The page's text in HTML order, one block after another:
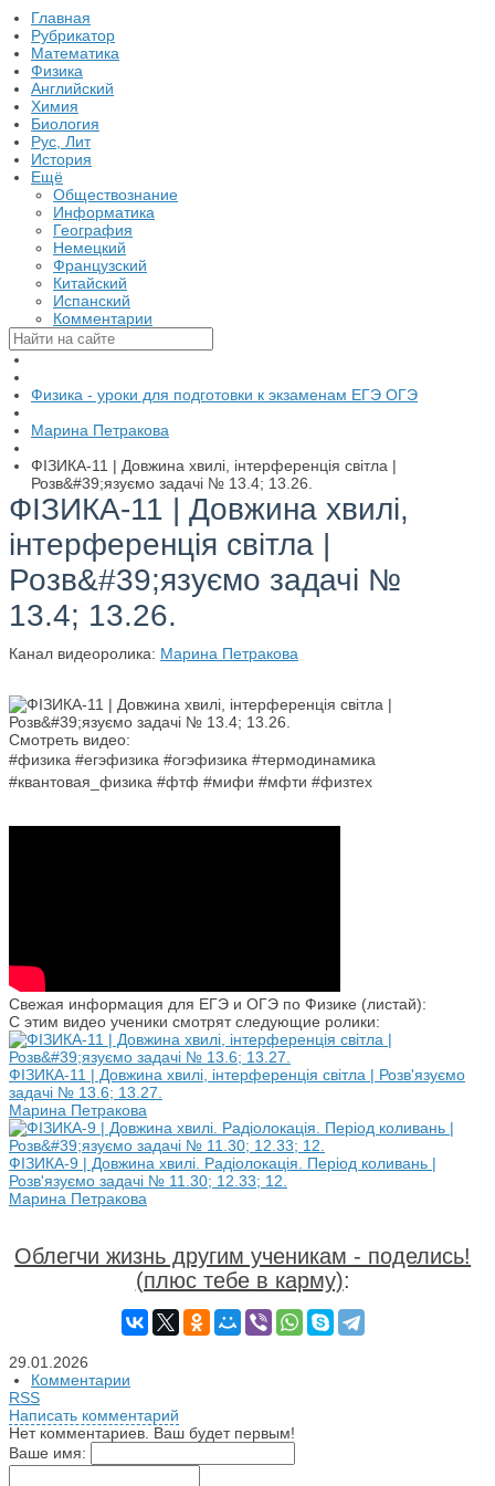
Главная
Рубрикатор
Математика
Физика
Английский
Химия
Биология
Рус, Лит
История
Ещё
Обществознание
Информатика
География
Немецкий
Французский
Китайский
Испанский
Комментарии
Физика - уроки для подготовки к экзаменам ЕГЭ ОГЭ
Марина Петракова
ФІЗИКА-11 | Довжина хвилі, інтерференція світла |
Розв&#39;язуємо задачі № 13.4; 13.26.
ФІЗИКА-11 | Довжина хвилі,
інтерференція світла |
Розв&#39;язуємо задачі №
13.4; 13.26.
Канал видеоролика: Марина Петракова
Смотреть видео:
#физика #егэфизика #огэфизика #термодинамика
#квантовая_физика #фтф #мифи #мфти #физтех
Свежая информация для ЕГЭ и ОГЭ по Физике (листай):
С этим видео ученики смотрят следующие ролики:
ФІЗИКА-11 | Довжина хвилі, інтерференція світла | Розв'язуємо
задачі № 13.6; 13.27.
Марина Петракова
ФІЗИКА-9 | Довжина хвилі. Радіолокація. Період коливань |
Розв'язуємо задачі № 11.30; 12.33; 12.
Марина Петракова
Облегчи жизнь другим ученикам - поделись!
(плюс тебе в карму):
29.01.2026
Комментарии
RSS
Написать комментарий
Нет комментариев. Ваш будет первым!
Ваше имя: